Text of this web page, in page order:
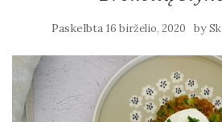
Paskelbta 16 birželio, 2020 by